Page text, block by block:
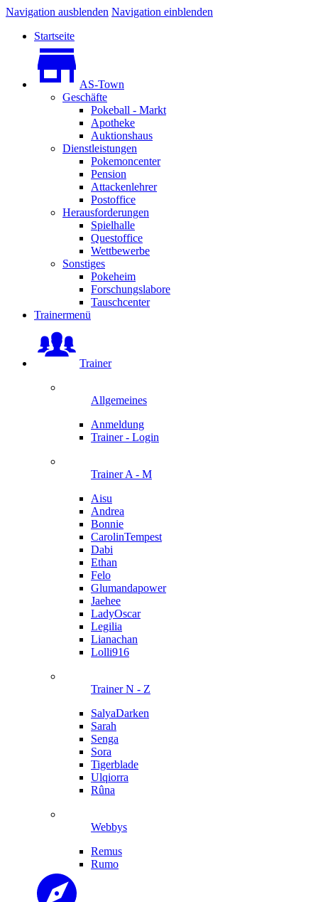
Navigation ausblenden Navigation einblenden
Startseite
AS-Town
Geschäfte
Pokeball - Markt
Apotheke
Auktionshaus
Dienstleistungen
Pokemoncenter
Pension
Attackenlehrer
Postoffice
Herausforderungen
Spielhalle
Questoffice
Wettbewerbe
Sonstiges
Pokeheim
Forschungslabore
Tauschcenter
Trainermenü
Trainer
Allgemeines
Anmeldung
Trainer - Login
Trainer A - M
Aisu
Andrea
Bonnie
CarolinTempest
Dabi
Ethan
Felo
Glumandapower
Jaehee
LadyOscar
Legilia
Lianachan
Lolli916
Trainer N - Z
SalyaDarken
Sarah
Senga
Sora
Tigerblade
Ulqiorra
Rûna
Webbys
Remus
Rumo